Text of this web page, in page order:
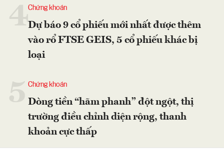
4Chứng khoán
Dự báo 9 cổ phiếu mới nhất được thêm
vào rổ FTSE GEIS, 5 cổ phiếu khác bị
loại
Chứng khoán
Dòng tiền “hãm phanh” đột ngột, thị
trường điều chỉnh diện rộng, thanh
khoản cực thấp